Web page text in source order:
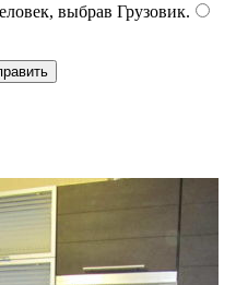
выбрав Грузовик.